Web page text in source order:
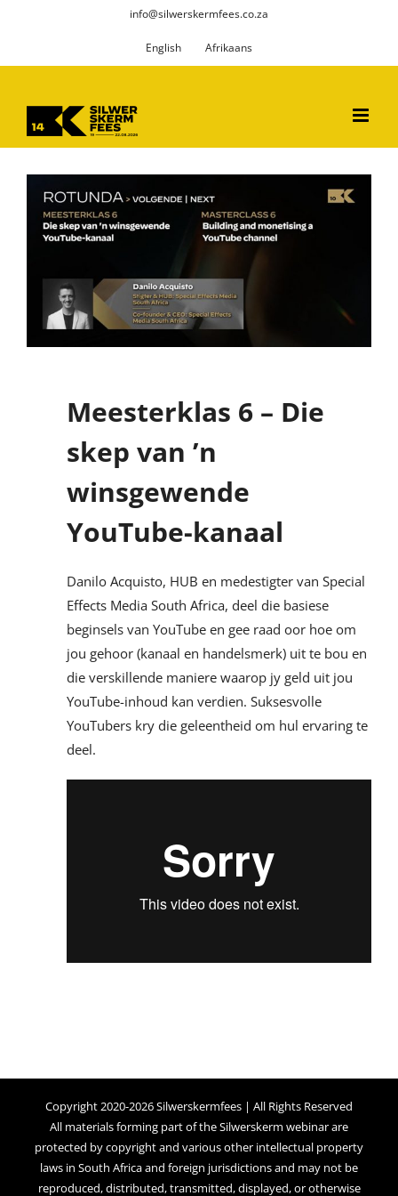
info@silwerskermfees.co.za
English Afrikaans
Meesterklas 6 – Die
skep van ’n
winsgewende
YouTube-kanaal
Danilo Acquisto, HUB en medestigter van Special
Effects Media South Africa, deel die basiese
beginsels van YouTube en gee raad oor hoe om
jou gehoor (kanaal en handelsmerk) uit te bou en
die verskillende maniere waarop jy geld uit jou
YouTube-inhoud kan verdien. Suksesvolle
YouTubers kry die geleentheid om hul ervaring te
deel.
Copyright 2020-2026 Silwerskermfees | All Rights Reserved
All materials forming part of the Silwerskerm webinar are
protected by copyright and various other intellectual property
laws in South Africa and foreign jurisdictions and may not be
reproduced, distributed, transmitted, displayed, or otherwise